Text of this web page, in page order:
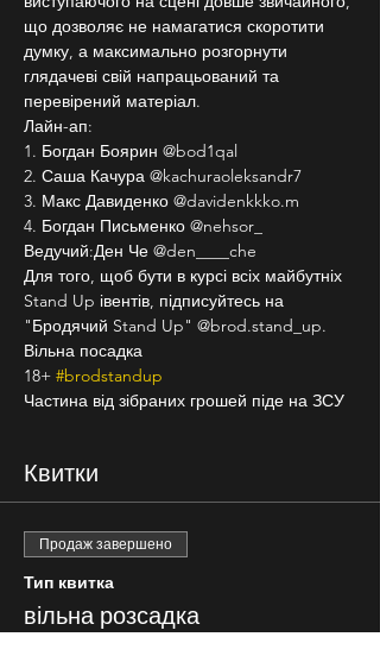
що дозволяє не намагатися скоротити
думку, а максимально розгорнути
глядачеві свій напрацьований та
перевірений матеріал.
Лайн-ап:
1. Богдан Боярин @bod1qal
2. Саша Качура @kachuraoleksandr7
3. Макс Давиденко @davidenkkko.m
4. Богдан Письменко @nehsor_
Ведучий:Ден Че @den____che
Для того, щоб бути в курсі всіх майбутніх
Stand Up івентів, підписуйтесь на
"Бродячий Stand Up" @brod.stand_up.
Вільна посадка
18+ #brodstandup
Частина від зібраних грошей піде на ЗСУ
Квитки
Продаж завершено
Тип квитка
вільна розсадка